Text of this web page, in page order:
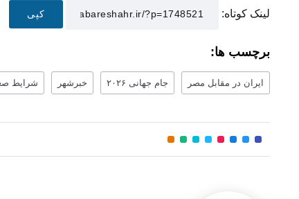
لینک کوتاه: کپی
برچسب ها:
ایران در مقابل مصر جام جهانی ۲۰۲۶ خبرشهر شرایط